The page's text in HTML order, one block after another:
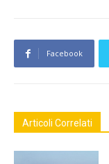
Facebook
Articoli Correlati